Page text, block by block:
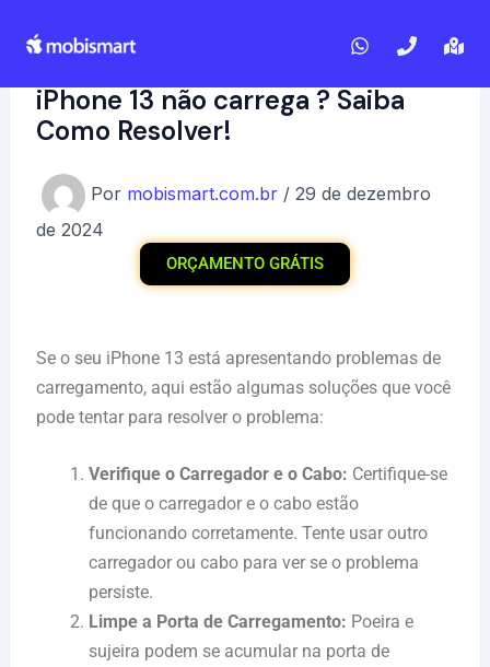
para
conteúdoiPhone 13 não carrega ? Saiba
Como Resolver!
Por mobismart.com.br / 29 de dezembro
de 2024
ORÇAMENTO GRÁTIS
Se o seu iPhone 13 está apresentando problemas de
carregamento, aqui estão algumas soluções que você
pode tentar para resolver o problema:
Verifique o Carregador e o Cabo: Certifique-se
de que o carregador e o cabo estão
funcionando corretamente. Tente usar outro
carregador ou cabo para ver se o problema
persiste.
Limpe a Porta de Carregamento: Poeira e
sujeira podem se acumular na porta de
navigation